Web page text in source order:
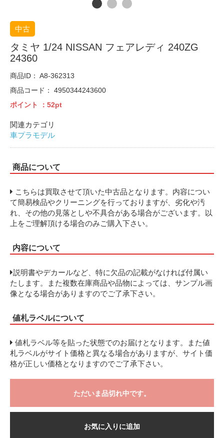
中古
タミヤ 1/24 NISSAN フェアレディ 240ZG
24360
商品ID： A8-362313
商品コード： 4950344243600
ポイント
：52pt
関連カテゴリ
車プラモデル
商品について
こちらは買取させて頂いた中古品となります。内容につい
て簡易検品やクリーニングを行っておりますが、劣化や汚
れ、その他の見落としや不具合がある場合がございます。以
上をご理解頂ける場合のみご購入下さい。
内容について
説明書やデカールなど、特に欠品の記載がなければ付属い
たします。また複数在庫商品や品物によっては、サンプル画
像となる場合がありますのでご了承下さい。
値札ラベルについて
値札ラベル等を貼った状態でのお届けとなります。また値
札ラベルがサイト価格と異なる場合がありますが、サイト価
格が正しい価格となりますのでご了承下さい。
ただいま品切れ中です。
お気に入りに追加